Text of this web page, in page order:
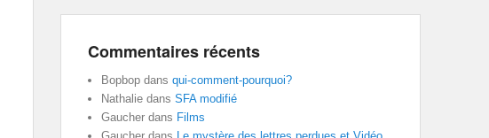
Commentaires récents
Bopbop dans qui-comment-pourquoi?
Nathalie dans SFA modifié
Gaucher dans Films